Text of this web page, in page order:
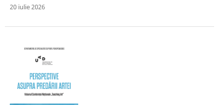
20 iulie 2026